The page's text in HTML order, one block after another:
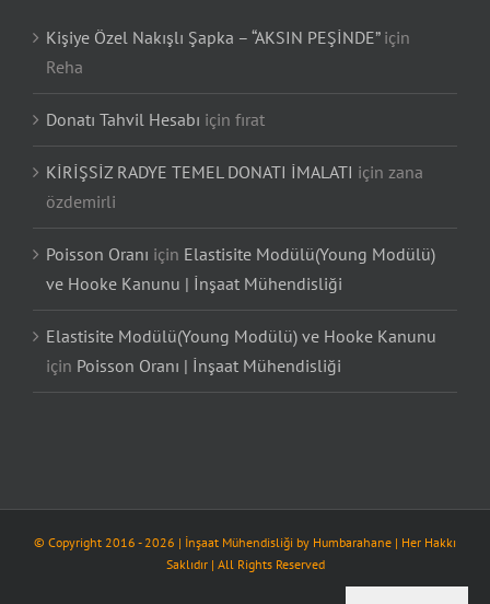
Kişiye Özel Nakışlı Şapka – “AKSIN PEŞİNDE”için
Reha
Donatı Tahvil Hesabı için fırat
KİRİŞSİZ RADYE TEMEL DONATI İMALATI için zana
özdemirli
Poisson Oranı için Elastisite Modülü(Young Modülü)
ve Hooke Kanunu | İnşaat Mühendisliği
Elastisite Modülü(Young Modülü) ve Hooke Kanunu
için Poisson Oranı | İnşaat Mühendisliği
© Copyright 2016 -2026 | İnşaat Mühendisliği by Humbarahane | Her Hakkı
Saklıdır | All Rights Reserved